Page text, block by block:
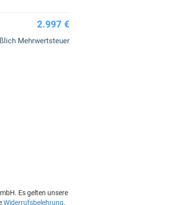
2.997 €
Mehrwertsteuer
Es gelten unsere
Widerrufsbelehrung.